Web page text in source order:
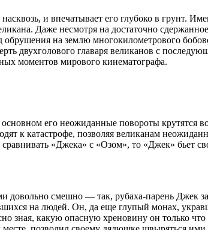
и впечатывает его глубоко в грунт.
Даже несмотря на достаточно
на землю многокилометрового
двухголового главаря великанов с
моментов мирового кинематографа.
его неожиданные повороты крутятся
к катастрофе, позволяя великанам
«Джека» с «Озом», то «Джек» бьет
смешно — так, рубаха-парень Джек
на людей. Он, да еще глупый монах,
зная, какую опасную хреновину он только что